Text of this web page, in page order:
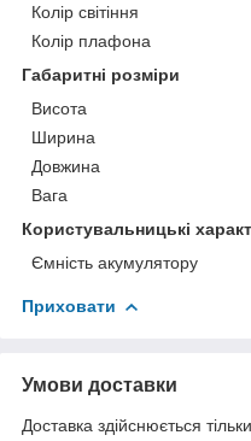
Колір світіння
Колір плафона
Габаритні розміри
Висота
Ширина
Довжина
Вага
Користувальницькі
Ємність акумулятору
Приховати
Умови доставки
Доставка здійснюється